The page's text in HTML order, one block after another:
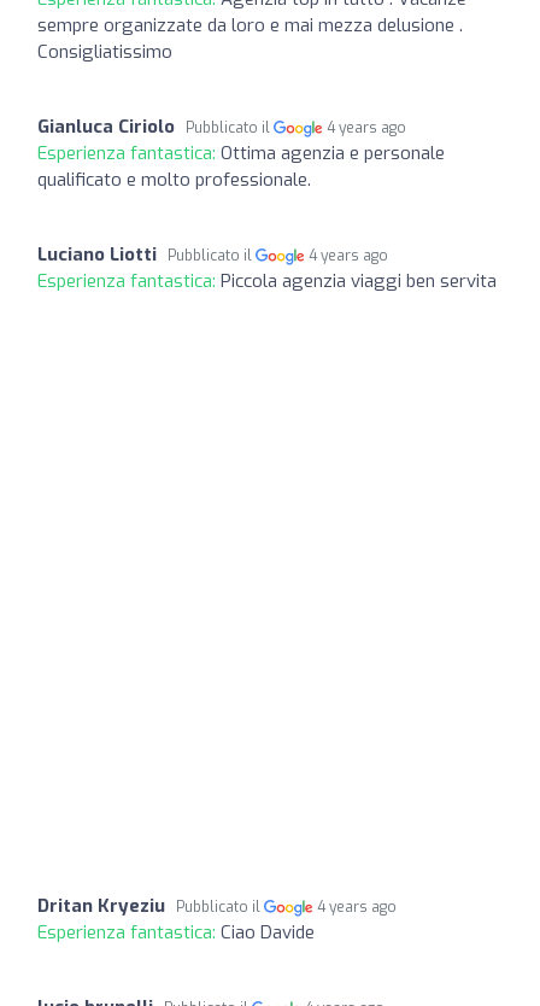
sempre organizzate da loro e mai mezza delusione .
Consigliatissimo
Gianluca Ciriolo Pubblicato il 4 years ago
Esperienza fantastica: Ottima agenzia e personale
qualificato e molto professionale.
Luciano Liotti Pubblicato il 4 years ago
Esperienza fantastica: Piccola agenzia viaggi ben servita
Dritan Kryeziu Pubblicato il 4 years ago
Esperienza fantastica: Ciao Davide